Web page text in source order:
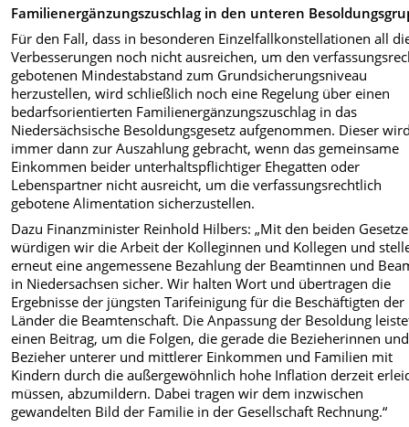
Familienergänzungszuschlag in den unteren
Für den Fall, dass in besonderen Einzelfallkonstellationen all
Verbesserungen noch nicht ausreichen, um den
gebotenen Mindestabstand zum Grundsicherungsniveau
herzustellen, wird schließlich noch eine Regelung über einen
bedarfsorientierten Familienergänzungszuschlag in das
Niedersächsische Besoldungsgesetz aufgenommen. Dieser
immer dann zur Auszahlung gebracht, wenn das gemeinsame
Einkommen beider unterhaltspflichtiger Ehegatten oder
Lebenspartner nicht ausreicht, um die verfassungsrechtlich
gebotene Alimentation sicherzustellen.
Dazu Finanzminister Reinhold Hilbers: „Mit den beiden
würdigen wir die Arbeit der Kolleginnen und Kollegen und
erneut eine angemessene Bezahlung der Beamtinnen und
in Niedersachsen sicher. Wir halten Wort und übertragen die
Ergebnisse der jüngsten Tarifeinigung für die Beschäftigten der
Länder die Beamtenschaft. Die Anpassung der Besoldung
einen Beitrag, um die Folgen, die gerade die Bezieherinnen und
Bezieher unterer und mittlerer Einkommen und Familien mit
Kindern durch die außergewöhnlich hohe Inflation derzeit
müssen, abzumildern. Dabei tragen wir dem inzwischen
gewandelten Bild der Familie in der Gesellschaft Rechnung.“